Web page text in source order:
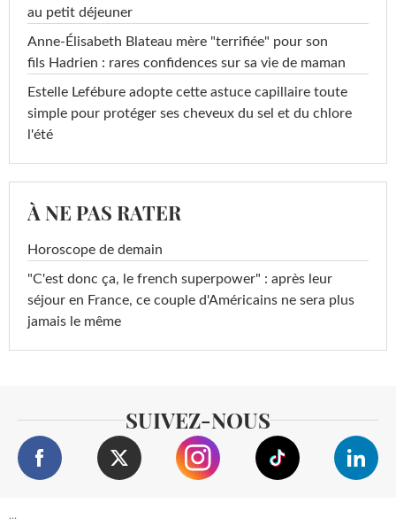
au petit déjeuner
Anne-Élisabeth Blateau mère "terrifiée" pour son
fils Hadrien : rares confidences sur sa vie de maman
Estelle Lefébure adopte cette astuce capillaire toute
simple pour protéger ses cheveux du sel et du chlore
l'été
À NE PAS RATER
Horoscope de demain
"C'est donc ça, le french superpower" : après leur
séjour en France, ce couple d'Américains ne sera plus
jamais le même
SUIVEZ-NOUS
...